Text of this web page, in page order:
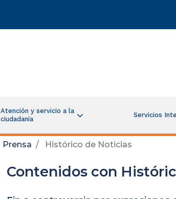
Atención y servicio a la
ciudadanía
Servicios
Prensa Histórico de Noticias
Contenidos con